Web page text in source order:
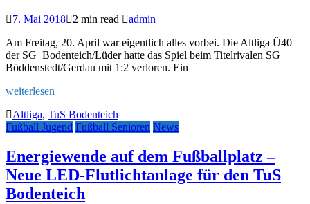
7. Mai 2018 2 min read
admin
Am Freitag, 20. April war eigentlich alles vorbei. Die Altliga Ü40
der SG Bodenteich/Lüder hatte das Spiel beim Titelrivalen SG
Böddenstedt/Gerdau mit 1:2 verloren. Ein
weiterlesen
Altliga, TuS Bodenteich
Fußball Jugend Fußball Senioren News
Energiewende auf dem Fußballplatz –
Neue LED-Flutlichtanlage für den TuS
Bodenteich